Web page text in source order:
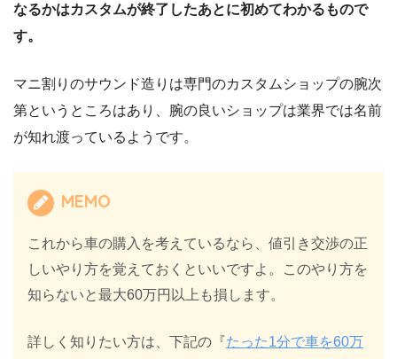
なるかはカスタムが終了したあとに初めてわかるもので
す。
マニ割りのサウンド造りは専門のカスタムショップの腕次
第というところはあり、腕の良いショップは業界では名前
が知れ渡っているようです。
MEMO
これから車の購入を考えているなら、値引き交渉の正
しいやり方を覚えておくといいですよ。このやり方を
知らないと最大60万円以上も損します。
詳しく知りたい方は、下記の『たった1分で車を60万